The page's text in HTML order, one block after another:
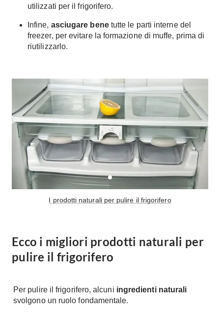
utilizzati per il frigorifero.
Infine, asciugare benetutte le parti interne del
freezer, per evitare la formazione di muffe, prima di
riutilizzarlo.
I prodotti naturali per pulire il frigorifero
Ecco i migliori prodotti naturali per
pulire il frigorifero
Per pulire il frigorifero, alcuni ingredienti naturali
svolgono un ruolo fondamentale.